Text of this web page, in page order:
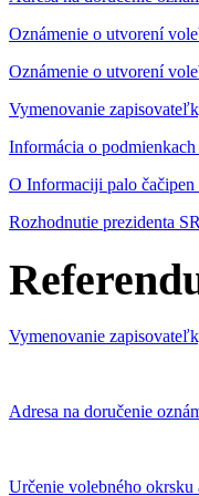
Oznámenie o utvorení
Oznámenie o utvorení
Vymenovanie
Informácia o
O Informaciji palo
Rozhodnutie prezidenta SR
Vymenovanie
Adresa na doručenie
Určenie volebného okrsku